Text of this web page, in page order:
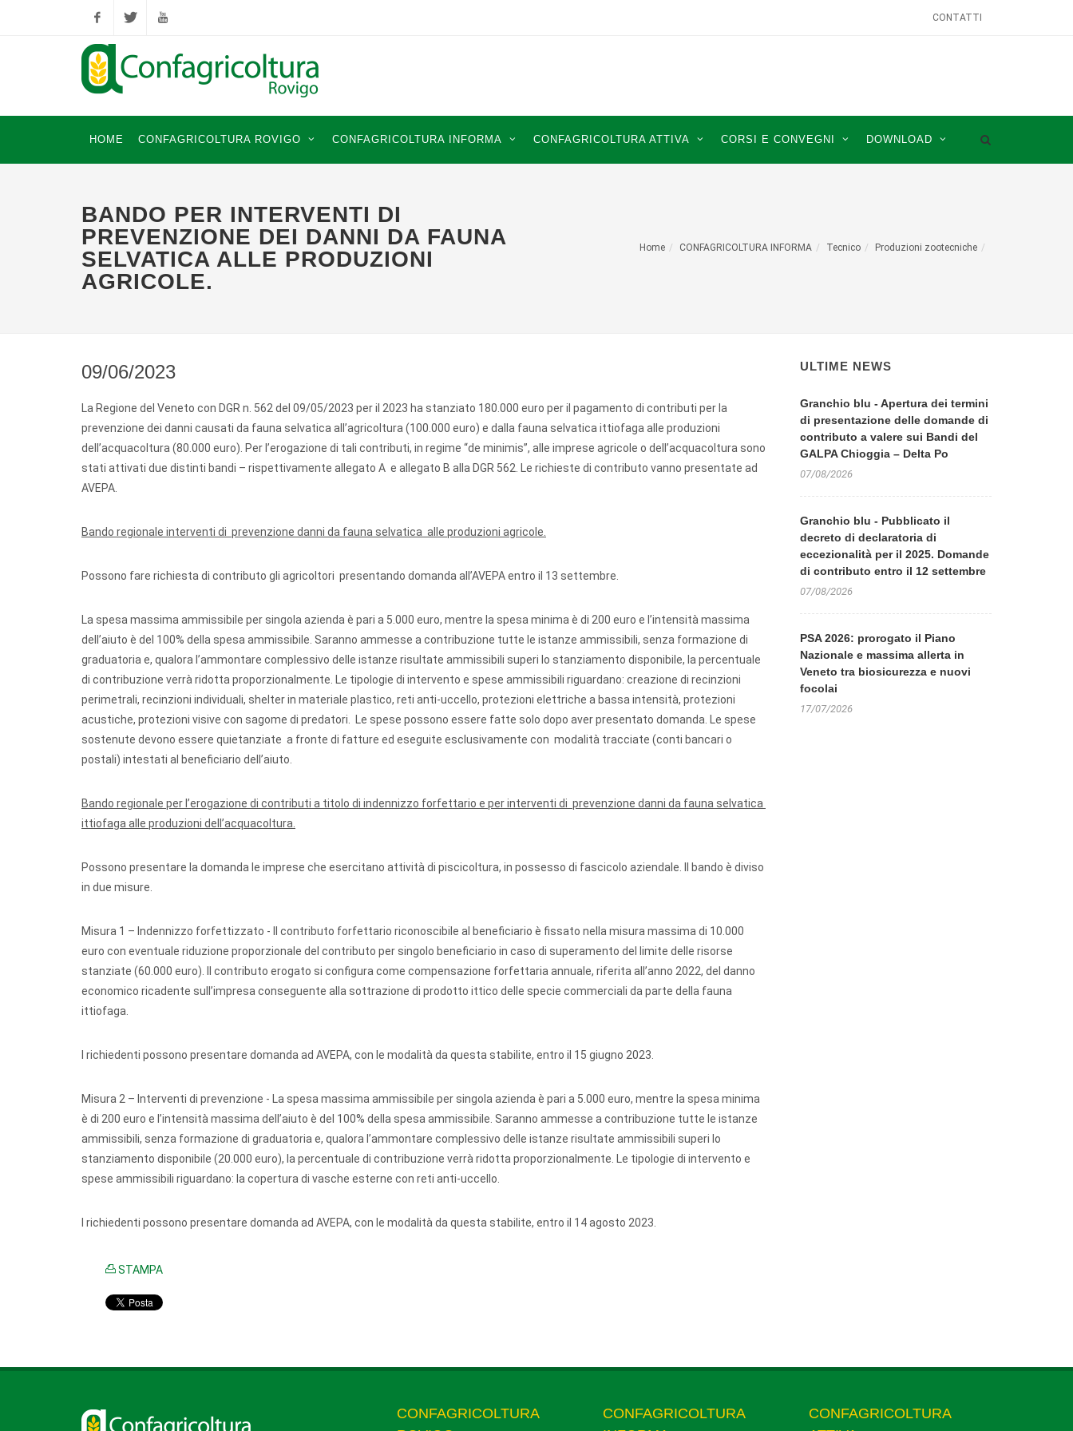
FacebookTwitter YouTube
CONTATTI
HOME CONFAGRICOLTURA ROVIGO CONFAGRICOLTURA INFORMA CONFAGRICOLTURA ATTIVA CORSI E CONVEGNI DOWNLOAD
BANDO PER INTERVENTI DI
PREVENZIONE DEI DANNI DA FAUNA
SELVATICA ALLE PRODUZIONI
AGRICOLE.
Home CONFAGRICOLTURA INFORMA Tecnico Produzioni zootecniche
09/06/2023
La Regione del Veneto con DGR n. 562 del 09/05/2023 per il 2023 ha stanziato 180.000 euro per il pagamento di contributi per la
prevenzione dei danni causati da fauna selvatica all’agricoltura (100.000 euro) e dalla fauna selvatica ittiofaga alle produzioni
dell’acquacoltura (80.000 euro). Per l’erogazione di tali contributi, in regime “de minimis”, alle imprese agricole o dell’acquacoltura sono
stati attivati due distinti bandi – rispettivamente allegato A e allegato B alla DGR 562. Le richieste di contributo vanno presentate ad
AVEPA.
Bando regionale interventi di prevenzione danni da fauna selvatica alle produzioni agricole.
Possono fare richiesta di contributo gli agricoltori presentando domanda all’AVEPA entro il 13 settembre.
La spesa massima ammissibile per singola azienda è pari a 5.000 euro, mentre la spesa minima è di 200 euro e l’intensità massima
dell’aiuto è del 100% della spesa ammissibile. Saranno ammesse a contribuzione tutte le istanze ammissibili, senza formazione di
graduatoria e, qualora l’ammontare complessivo delle istanze risultate ammissibili superi lo stanziamento disponibile, la percentuale
di contribuzione verrà ridotta proporzionalmente. Le tipologie di intervento e spese ammissibili riguardano: creazione di recinzioni
perimetrali, recinzioni individuali, shelter in materiale plastico, reti anti-uccello, protezioni elettriche a bassa intensità, protezioni
acustiche, protezioni visive con sagome di predatori. Le spese possono essere fatte solo dopo aver presentato domanda. Le spese
sostenute devono essere quietanziate a fronte di fatture ed eseguite esclusivamente con modalità tracciate (conti bancari o
postali) intestati al beneficiario dell’aiuto.
Bando regionale per l’erogazione di contributi a titolo di indennizzo forfettario e per interventi di prevenzione danni da fauna selvatica
ittiofaga alle produzioni dell’acquacoltura.
Possono presentare la domanda le imprese che esercitano attività di piscicoltura, in possesso di fascicolo aziendale. Il bando è diviso
in due misure.
Misura 1 – Indennizzo forfettizzato - Il contributo forfettario riconoscibile al beneficiario è fissato nella misura massima di 10.000
euro con eventuale riduzione proporzionale del contributo per singolo beneficiario in caso di superamento del limite delle risorse
stanziate (60.000 euro). Il contributo erogato si configura come compensazione forfettaria annuale, riferita all’anno 2022, del danno
economico ricadente sull’impresa conseguente alla sottrazione di prodotto ittico delle specie commerciali da parte della fauna
ittiofaga.
I richiedenti possono presentare domanda ad AVEPA, con le modalità da questa stabilite, entro il 15 giugno 2023.
Misura 2 – Interventi di prevenzione - La spesa massima ammissibile per singola azienda è pari a 5.000 euro, mentre la spesa minima
è di 200 euro e l’intensità massima dell’aiuto è del 100% della spesa ammissibile. Saranno ammesse a contribuzione tutte le istanze
ammissibili, senza formazione di graduatoria e, qualora l’ammontare complessivo delle istanze risultate ammissibili superi lo
stanziamento disponibile (20.000 euro), la percentuale di contribuzione verrà ridotta proporzionalmente. Le tipologie di intervento e
spese ammissibili riguardano: la copertura di vasche esterne con reti anti-uccello.
I richiedenti possono presentare domanda ad AVEPA, con le modalità da questa stabilite, entro il 14 agosto 2023.
STAMPA
ULTIME NEWS
Granchio blu - Apertura dei termini
di presentazione delle domande di
contributo a valere sui Bandi del
GALPA Chioggia – Delta Po
07/08/2026
Granchio blu - Pubblicato il
decreto di declaratoria di
eccezionalità per il 2025. Domande
di contributo entro il 12 settembre
07/08/2026
PSA 2026: prorogato il Piano
Nazionale e massima allerta in
Veneto tra biosicurezza e nuovi
focolai
17/07/2026
CONFAGRICOLTURA
CONFAGRICOLTURA
CONFAGRICOLTURA